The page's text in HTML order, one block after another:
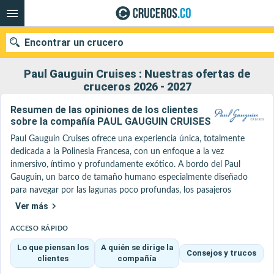
Paul Gauguin Cruises : Nuestras ofertas de
cruceros 2026 - 2027
Resumen de las opiniones de los clientes
sobre la compañía PAUL GAUGUIN CRUISES
Paul Gauguin Cruises ofrece una experiencia única, totalmente
dedicada a la Polinesia Francesa, con un enfoque a la vez
inmersivo, íntimo y profundamente exótico. A bordo del Paul
Gauguin, un barco de tamaño humano especialmente diseñado
para navegar por las lagunas poco profundas, los pasajeros
acceden a islas vírgenes y fondeaderos exclusivos, lo más cerca
barco ofrece hoy un confort modernizado al tiempo que conserva
su atmósfera elegante y acogedora.
Integrada en el grupo Ponant, la compañía se beneficia de los
mismos altos estándares en materia de servicio personalizado y
Ver más
ACCESO RÁPIDO
Lo que piensan los
clientes
A quién se dirige la
compañía
Consejos y trucos
Encontrar un crucero
Fecha de salida
Buscar